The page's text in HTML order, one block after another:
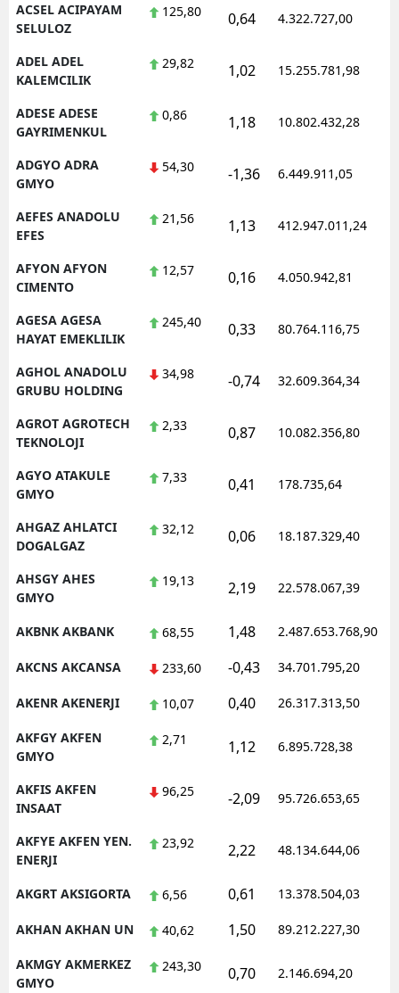
ACSEL ACIPAYAM
SELULOZ
125,80 0,64 4.322.727,00
ADEL ADEL
KALEMCILIK
29,82 1,02 15.255.781,98
ADESE ADESE
GAYRIMENKUL
0,86 1,18 10.802.432,28
ADGYO ADRA
GMYO
54,30 -1,36 6.449.911,05
AEFES ANADOLU
EFES
21,56 1,13 412.947.011,24
AFYON AFYON
CIMENTO
12,57 0,16 4.050.942,81
AGESA AGESA
HAYAT EMEKLILIK
245,40 0,33 80.764.116,75
AGHOL ANADOLU
GRUBU HOLDING
34,98 -0,74 32.609.364,34
AGROT AGROTECH
TEKNOLOJI
2,33 0,87 10.082.356,80
AGYO ATAKULE
GMYO
7,33 0,41 178.735,64
AHGAZ AHLATCI
DOGALGAZ
32,12 0,06 18.187.329,40
AHSGY AHES
GMYO
19,13 2,19 22.578.067,39
AKBNK AKBANK 68,55 1,48 2.487.653.768,90
AKCNS AKCANSA 233,60 -0,43 34.701.795,20
AKENR AKENERJI 10,07 0,40 26.317.313,50
AKFGY AKFEN
GMYO
2,71 1,12 6.895.728,38
AKFIS AKFEN
INSAAT
96,25 -2,09 95.726.653,65
AKFYE AKFEN YEN.
ENERJI
23,92 2,22 48.134.644,06
AKGRT AKSIGORTA 6,56 0,61 13.378.504,03
AKHAN AKHAN UN 40,62 1,50 89.212.227,30
AKMGY AKMERKEZ
GMYO
243,30 0,70 2.146.694,20